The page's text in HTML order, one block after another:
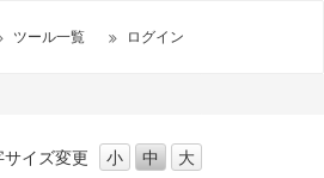
ツール一覧 ログイン
サイズ変更 小 中 大